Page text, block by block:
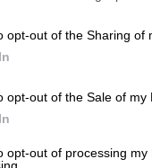
opt-out of the Sharing of
opt-out of the Sale of my
opt-out of processing
declaración
Trapero ha
y ha
presidente”.
otoño de 2017,
de septiembre
agentes a dicha
por dichos